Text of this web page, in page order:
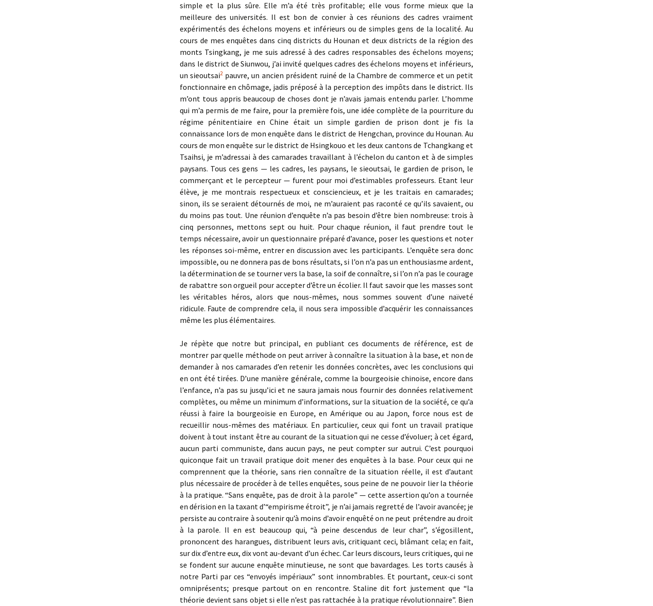
simple et la plus sûre. Elle m’a été très profitable; elle vous forme mieux que la
meilleure des universités. Il est bon de convier à ces réunions des cadres vraiment
expérimentés des échelons moyens et inférieurs ou de simples gens de la localité. Au
cours de mes enquêtes dans cinq districts du Hounan et deux districts de la région des
monts Tsingkang, je me suis adressé à des cadres responsables des échelons moyens;
dans le district de Siunwou, j’ai invité quelques cadres des échelons moyens et inférieurs,
un sieoutsai2 pauvre, un ancien président ruiné de la Chambre de commerce et un petit
fonctionnaire en chômage, jadis préposé à la perception des impôts dans le district. Ils
m’ont tous appris beaucoup de choses dont je n’avais jamais entendu parler. L’homme
qui m’a permis de me faire, pour la première fois, une idée complète de la pourriture du
régime pénitentiaire en Chine était un simple gardien de prison dont je fis la
connaissance lors de mon enquête dans le district de Hengchan, province du Hounan. Au
cours de mon enquête sur le district de Hsingkouo et les deux cantons de Tchangkang et
Tsaihsi, je m’adressai à des camarades travaillant à l’échelon du canton et à de simples
paysans. Tous ces gens — les cadres, les paysans, le sieoutsai, le gardien de prison, le
commerçant et le percepteur — furent pour moi d’estimables professeurs. Etant leur
élève, je me montrais respectueux et consciencieux, et je les traitais en camarades;
sinon, ils se seraient détournés de moi, ne m’auraient pas raconté ce qu’ils savaient, ou
du moins pas tout. Une réunion d’enquête n’a pas besoin d’être bien nombreuse: trois à
cinq personnes, mettons sept ou huit. Pour chaque réunion, il faut prendre tout le
temps nécessaire, avoir un questionnaire préparé d’avance, poser les questions et noter
les réponses soi-même, entrer en discussion avec les participants. L’enquête sera donc
impossible, ou ne donnera pas de bons résultats, si l’on n’a pas un enthousiasme ardent,
la détermination de se tourner vers la base, la soif de connaître, si l’on n’a pas le courage
de rabattre son orgueil pour accepter d’être un écolier. Il faut savoir que les masses sont
les véritables héros, alors que nous-mêmes, nous sommes souvent d’une naïveté
ridicule. Faute de comprendre cela, il nous sera impossible d’acquérir les connaissances
même les plus élémentaires.
Je répète que notre but principal, en publiant ces documents de référence, est de
montrer par quelle méthode on peut arriver à connaître la situation à la base, et non de
demander à nos camarades d’en retenir les données concrètes, avec les conclusions qui
en ont été tirées. D’une manière générale, comme la bourgeoisie chinoise, encore dans
l’enfance, n’a pas su jusqu’ici et ne saura jamais nous fournir des données relativement
complètes, ou même un minimum d’informations, sur la situation de la société, ce qu’a
réussi à faire la bourgeoisie en Europe, en Amérique ou au Japon, force nous est de
recueillir nous-mêmes des matériaux. En particulier, ceux qui font un travail pratique
doivent à tout instant être au courant de la situation qui ne cesse d’évoluer; à cet égard,
aucun parti communiste, dans aucun pays, ne peut compter sur autrui. C’est pourquoi
quiconque fait un travail pratique doit mener des enquêtes à la base. Pour ceux qui ne
comprennent que la théorie, sans rien connaître de la situation réelle, il est d’autant
plus nécessaire de procéder à de telles enquêtes, sous peine de ne pouvoir lier la théorie
à la pratique. “Sans enquête, pas de droit à la parole” — cette assertion qu’on a tournée
en dérision en la taxant d’“empirisme étroit”, je n’ai jamais regretté de l’avoir avancée; je
persiste au contraire à soutenir qu’à moins d’avoir enquêté on ne peut prétendre au droit
à la parole. Il en est beaucoup qui, “à peine descendus de leur char”, s’égosillent,
prononcent des harangues, distribuent leurs avis, critiquant ceci, blâmant cela; en fait,
sur dix d’entre eux, dix vont au-devant d’un échec. Car leurs discours, leurs critiques, qui ne
se fondent sur aucune enquête minutieuse, ne sont que bavardages. Les torts causés à
notre Parti par ces “envoyés impériaux” sont innombrables. Et pourtant, ceux-ci sont
omniprésents; presque partout on en rencontre. Staline dit fort justement que “la
théorie devient sans objet si elle n’est pas rattachée à la pratique révolutionnaire”. Bien